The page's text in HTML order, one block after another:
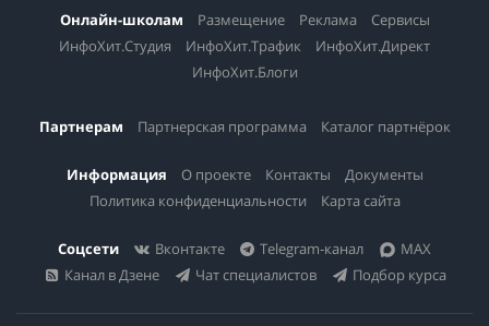
Онлайн-школам Размещение Реклама
Сервисы
ИнфоХит.Студия
ИнфоХит.Трафик
ИнфоХит.Директ
ИнфоХит.Блоги
Партнерам Партнерская программа Каталог партнёрок
Информация О проекте Контакты
Документы
Политика конфиденциальности
Карта сайта
Соцсети Вконтакте Telegram-канал
MAX
Канал в Дзене
Чат специалистов Подбор курса